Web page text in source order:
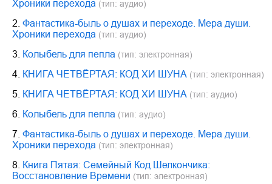
Хроники перехода (тип: аудио)
2. Фантастика-быль о душах и переходе. Мера души.
Хроники перехода (тип: аудио)
3. Колыбель для пепла (тип: электронная)
4. КНИГА ЧЕТВЁРТАЯ: КОД ХИ ШУНА (тип: электронная)
5. КНИГА ЧЕТВЁРТАЯ: КОД ХИ ШУНА (тип: аудио)
6. Колыбель для пепла (тип: аудио)
7. Фантастика-быль о душах и переходе. Мера души.
Хроники перехода (тип: электронная)
8. Книга Пятая: Семейный Код Шелкончика:
Восстановление Времени (тип: электронная)